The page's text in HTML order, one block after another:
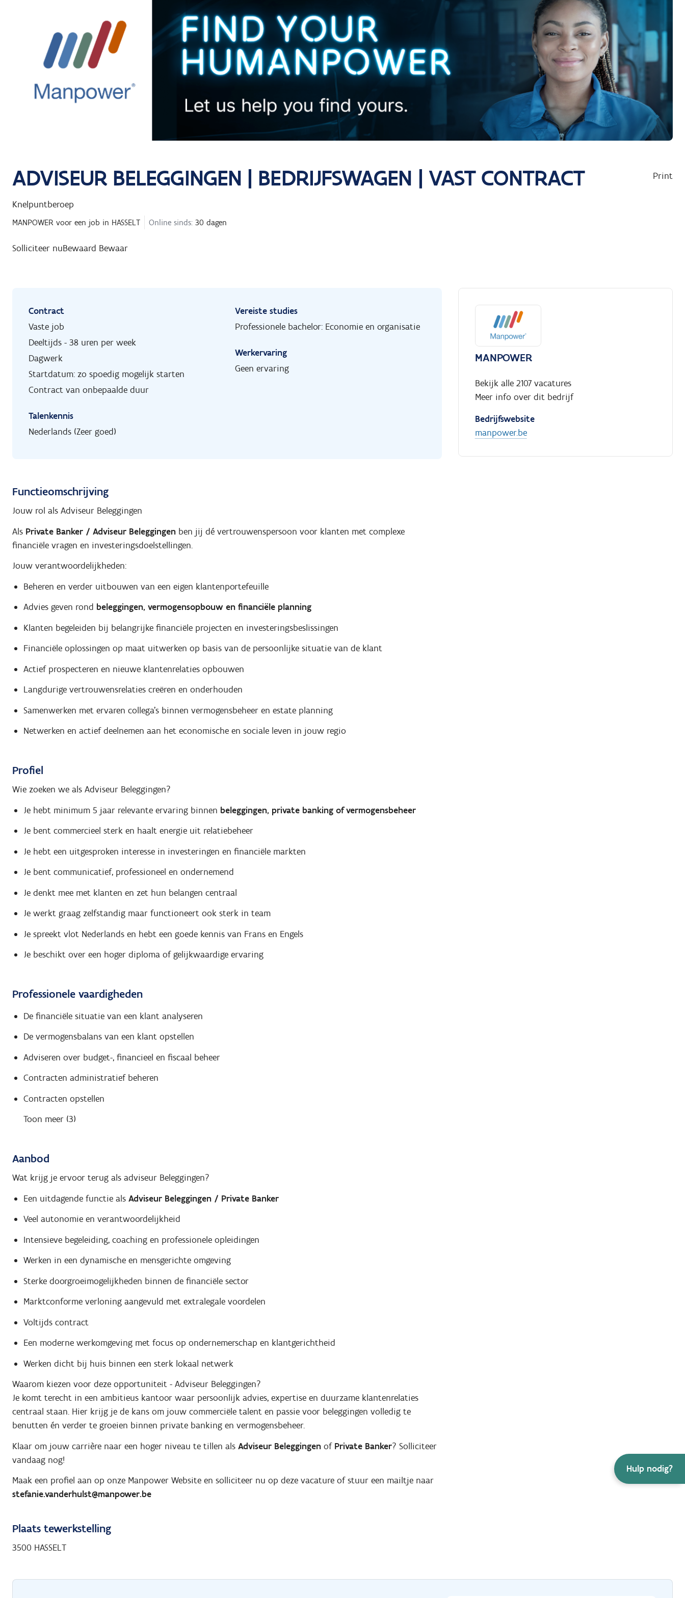
Hulp nodig?
ADVISEUR BELEGGINGEN | BEDRIJFSWAGEN | VAST CONTRACT
Knelpuntberoep
Print
MANPOWER voor een job in HASSELT Online sinds: 30 dagen
Solliciteer nuBewaard Bewaar
Contract
Vaste job
Deeltijds - 38 uren per week
Dagwerk
Startdatum: zo spoedig mogelijk starten
Contract van onbepaalde duur
Talenkennis
Nederlands (Zeer goed)
Vereiste studies
Professionele bachelor: Economie en organisatie
Werkervaring
Geen ervaring
Functieomschrijving
Jouw rol als Adviseur Beleggingen
Als Private Banker / Adviseur Beleggingen ben jij dé vertrouwenspersoon voor klanten met complexe
financiële vragen en investeringsdoelstellingen.
Jouw verantwoordelijkheden:
Beheren en verder uitbouwen van een eigen klantenportefeuille
Advies geven rond beleggingen, vermogensopbouw en financiële planning
Klanten begeleiden bij belangrijke financiële projecten en investeringsbeslissingen
Financiële oplossingen op maat uitwerken op basis van de persoonlijke situatie van de klant
Actief prospecteren en nieuwe klantenrelaties opbouwen
Langdurige vertrouwensrelaties creëren en onderhouden
Samenwerken met ervaren collega’s binnen vermogensbeheer en estate planning
Netwerken en actief deelnemen aan het economische en sociale leven in jouw regio
Profiel
Wie zoeken we als Adviseur Beleggingen?
Je hebt minimum 5 jaar relevante ervaring binnen beleggingen, private banking of vermogensbeheer
Je bent commercieel sterk en haalt energie uit relatiebeheer
Je hebt een uitgesproken interesse in investeringen en financiële markten
Je bent communicatief, professioneel en ondernemend
Je denkt mee met klanten en zet hun belangen centraal
Je werkt graag zelfstandig maar functioneert ook sterk in team
Je spreekt vlot Nederlands en hebt een goede kennis van Frans en Engels
Je beschikt over een hoger diploma of gelijkwaardige ervaring
Professionele vaardigheden
De financiële situatie van een klant analyseren
De vermogensbalans van een klant opstellen
Adviseren over budget-, financieel en fiscaal beheer
Contracten administratief beheren
Contracten opstellen
Toon meer (3)
Aanbod
Wat krijg je ervoor terug als adviseur Beleggingen?
Een uitdagende functie als Adviseur Beleggingen / Private Banker
Veel autonomie en verantwoordelijkheid
Intensieve begeleiding, coaching en professionele opleidingen
Werken in een dynamische en mensgerichte omgeving
Sterke doorgroeimogelijkheden binnen de financiële sector
Marktconforme verloning aangevuld met extralegale voordelen
Voltijds contract
Een moderne werkomgeving met focus op ondernemerschap en klantgerichtheid
Werken dicht bij huis binnen een sterk lokaal netwerk
Waarom kiezen voor deze opportuniteit - Adviseur Beleggingen?
Je komt terecht in een ambitieus kantoor waar persoonlijk advies, expertise en duurzame klantenrelaties
centraal staan. Hier krijg je de kans om jouw commerciële talent en passie voor beleggingen volledig te
benutten én verder te groeien binnen private banking en vermogensbeheer.
Klaar om jouw carrière naar een hoger niveau te tillen als Adviseur Beleggingen of Private Banker? Solliciteer
vandaag nog!
Maak een profiel aan op onze Manpower Website en solliciteer nu op deze vacature of stuur een mailtje naar
stefanie.vanderhulst@manpower.be
MANPOWER
Bekijk alle 2107 vacatures
Meer info over dit bedrijf
Bedrijfswebsite
manpower.be
Plaats tewerkstelling
3500 HASSELT